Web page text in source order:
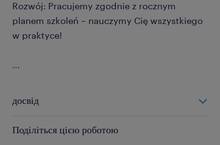
Rozwój: Pracujemy zgodnie z rocznym
planem szkoleń – nauczymy Cię wszystkiego
w praktyce!
...
досвід
Поділіться цією роботою